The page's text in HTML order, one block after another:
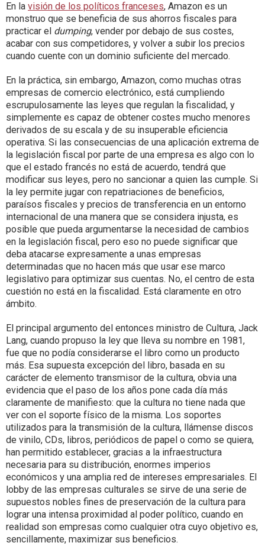
En la visión de los políticos franceses, Amazon es un
monstruo que se beneficia de sus ahorros fiscales para
practicar el dumping, vender por debajo de sus costes,
acabar con sus competidores, y volver a subir los precios
cuando cuente con un dominio suficiente del mercado.
En la práctica, sin embargo, Amazon, como muchas otras
empresas de comercio electrónico, está cumpliendo
escrupulosamente las leyes que regulan la fiscalidad, y
simplemente es capaz de obtener costes mucho menores
derivados de su escala y de su insuperable eficiencia
operativa. Si las consecuencias de una aplicación extrema de
la legislación fiscal por parte de una empresa es algo con lo
que el estado francés no está de acuerdo, tendrá que
modificar sus leyes, pero no sancionar a quien las cumple. Si
la ley permite jugar con repatriaciones de beneficios,
paraísos fiscales y precios de transferencia en un entorno
internacional de una manera que se considera injusta, es
posible que pueda argumentarse la necesidad de cambios
en la legislación fiscal, pero eso no puede significar que
deba atacarse expresamente a unas empresas
determinadas que no hacen más que usar ese marco
legislativo para optimizar sus cuentas. No, el centro de esta
cuestión no está en la fiscalidad. Está claramente en otro
ámbito.
El principal argumento del entonces ministro de Cultura, Jack
Lang, cuando propuso la ley que lleva su nombre en 1981,
fue que no podía considerarse el libro como un producto
más. Esa supuesta excepción del libro, basada en su
carácter de elemento transmisor de la cultura, obvia una
evidencia que el paso de los años pone cada día más
claramente de manifiesto: que la cultura no tiene nada que
ver con el soporte físico de la misma. Los soportes
utilizados para la transmisión de la cultura, llámense discos
de vinilo, CDs, libros, periódicos de papel o como se quiera,
han permitido establecer, gracias a la infraestructura
necesaria para su distribución, enormes imperios
económicos y una amplia red de intereses empresariales. El
lobby de las empresas culturales se sirve de una serie de
supuestos nobles fines de preservación de la cultura para
lograr una intensa proximidad al poder político, cuando en
realidad son empresas como cualquier otra cuyo objetivo es,
sencillamente, maximizar sus beneficios.